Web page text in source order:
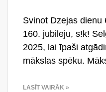
Svinot Dzejas dienu
160. jubileju, s!k!
2025, lai īpaši
mākslas spēku.
LASĪT VAIRĀK »